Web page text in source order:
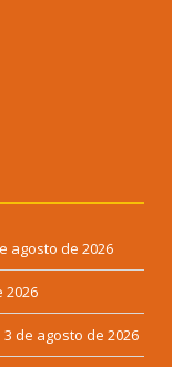
agosto de 2026
2026
3 de agosto de 2026